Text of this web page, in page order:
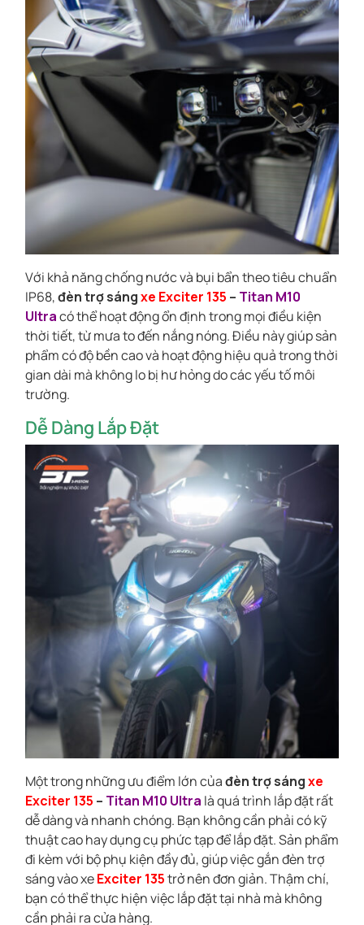
Với khả năng chống nước và bụi bẩn theo tiêu chuẩn
IP68,đèn trợ sángxe Exciter 135 – Titan M10
Ultracó thể hoạt động ổn định trong mọi điều kiện
thời tiết, từ mưa to đến nắng nóng. Điều này giúp sản
phẩm có độ bền cao và hoạt động hiệu quả trong thời
gian dài mà không lo bị hư hỏng do các yếu tố môi
trường.
Dễ Dàng Lắp Đặt
Một trong những ưu điểm lớn củađèn trợ sángxe
Exciter 135 – Titan M10 Ultra là quá trình lắp đặt rất
dễ dàng và nhanh chóng. Bạn không cần phải có kỹ
thuật cao hay dụng cụ phức tạp để lắp đặt. Sản phẩm
đi kèm với bộ phụ kiện đầy đủ, giúp việc gắn đèn trợ
sáng vào xeExciter 135trở nên đơn giản. Thậm chí,
bạn có thể thực hiện việc lắp đặt tại nhà mà không
cần phải ra cửa hàng.